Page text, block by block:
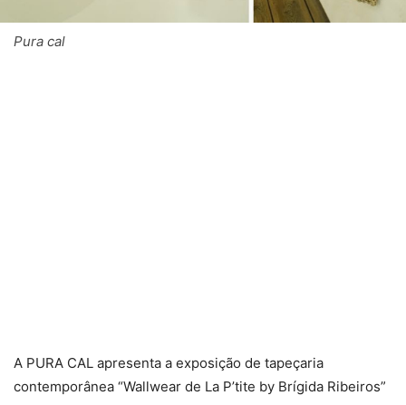
Pura cal
A PURA CAL apresenta a exposição de tapeçaria
contemporânea “Wallwear de La P’tite by Brígida Ribeiros”